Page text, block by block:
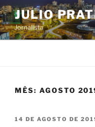
Pular
para
o
conteúdo
JULIO
Jornalista
MÊS: AGOSTO
PUBLICADO
14 DE AGOSTO DE